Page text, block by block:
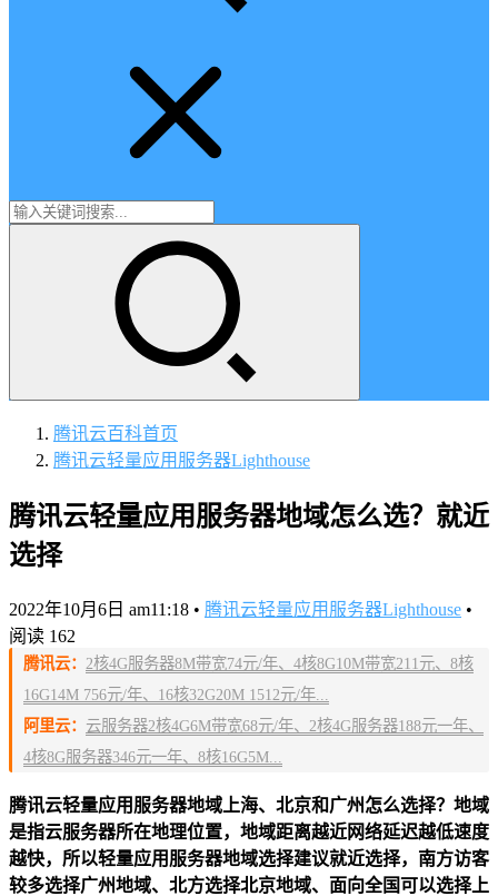
腾讯云百科首页
腾讯云轻量应用服务器Lighthouse
腾讯云轻量应用服务器地域怎么选？就近
选择
2022年10月6日 am11:18 • 腾讯云轻量应用服务器Lighthouse •
阅读 162
腾讯云： 2核4G服务器8M带宽74元/年、4核8G10M带宽211元、8核
16G14M 756元/年、16核32G20M 1512元/年...
阿里云： 云服务器2核4G6M带宽68元/年、2核4G服务器188元一年、
4核8G服务器346元一年、8核16G5M...
腾讯云轻量应用服务器地域上海、北京和广州怎么选择？地域
是指云服务器所在地理位置，地域距离越近网络延迟越低速度
越快，所以轻量应用服务器地域选择建议就近选择，南方访客
较多选择广州地域、北方选择北京地域、面向全国可以选择上